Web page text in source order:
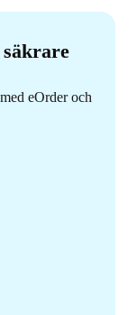
eOrder och